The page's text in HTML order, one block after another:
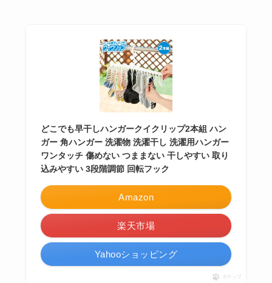
どこでも早干しハンガークイクリップ2本組 ハン
ガー 角ハンガー 洗濯物 洗濯干し 洗濯用ハンガー
ワンタッチ 傷めない つままない 干しやすい 取り
込みやすい 3段階調節 回転フック
Amazon
楽天市場
Yahooショッピング
ポチップ